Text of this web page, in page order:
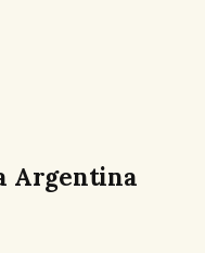
Argentina